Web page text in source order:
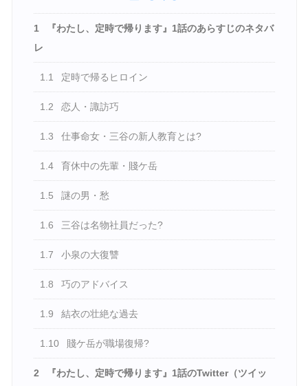
1
『わたし、定時で帰ります』1話のあらすじのネタバ
レ
1.1 定時で帰るヒロイン
1.2 恋人・諏訪巧
1.3 仕事命女・三谷の新人教育とは?
1.4 育休中の先輩・賤ケ岳
1.5 謎の男・愁
1.6 三谷は名物社員だった?
1.7 小泉の大復讐
1.8 巧のアドバイス
1.9 結衣の壮絶な過去
1.10 賤ケ岳が職場復帰?
2
『わたし、定時で帰ります』1話のTwitter（ツイッ